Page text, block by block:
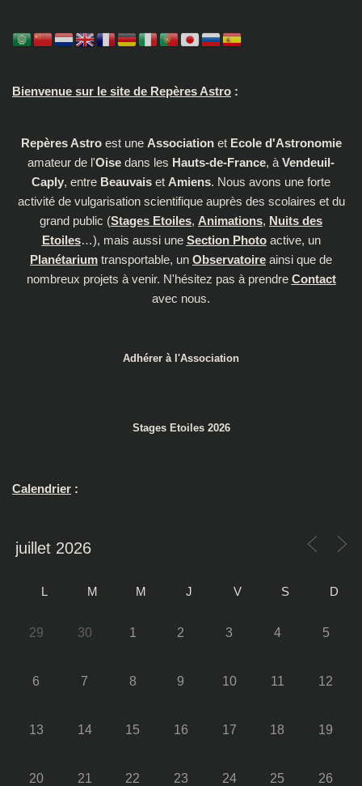
Bienvenue sur le site de Repères Astro :
Repères Astroest une Associationet Ecole d'Astronomie
amateur de l'Oise dans les Hauts-de-France, à Vendeuil-
Caply, entre Beauvais et Amiens. Nous avons une forte
activité de vulgarisation scientifique auprès des scolaires et du
grand public (Stages Etoiles, Animations, Nuits des
Etoiles…), mais aussi une Section Photoactive, un
Planétarium transportable, un Observatoire ainsi que de
nombreux projets à venir. N'hésitez pas à prendre Contact
avec nous.
Adhérer à l'Association
Stages Etoiles 2026
Calendrier :
L M M J V S D
29 30 1 2 3 4 5
6 7 8 9 10 11 12
13 14 15 16 17 18 19
20 21 22 23 24 25 26